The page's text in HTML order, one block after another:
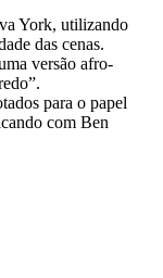
York, utilizando
das cenas.
versão afro-
para o papel
com Ben